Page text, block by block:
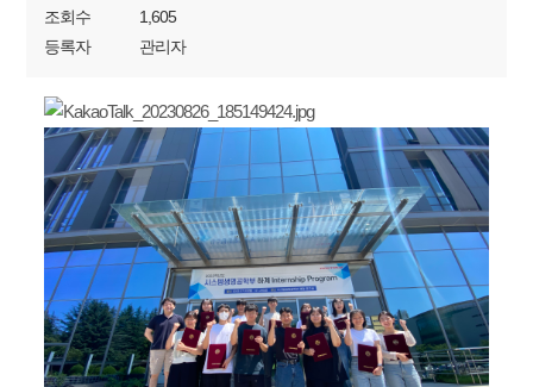
조회수
1,605
등록자
관리자